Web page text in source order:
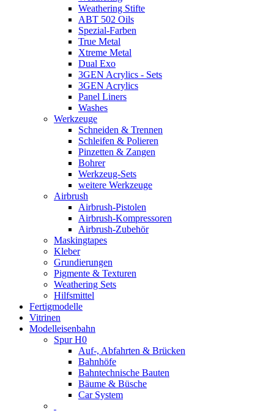
Weathering Stifte
ABT 502 Oils
Spezial-Farben
True Metal
Xtreme Metal
Dual Exo
3GEN Acrylics - Sets
3GEN Acrylics
Panel Liners
Washes
Werkzeuge
Schneiden & Trennen
Schleifen & Polieren
Pinzetten & Zangen
Bohrer
Werkzeug-Sets
weitere Werkzeuge
Airbrush
Airbrush-Pistolen
Airbrush-Kompressoren
Airbrush-Zubehör
Maskingtapes
Kleber
Grundierungen
Pigmente & Texturen
Weathering Sets
Hilfsmittel
Fertigmodelle
Vitrinen
Modelleisenbahn
Spur H0
Auf-, Abfahrten & Brücken
Bahnhöfe
Bahntechnische Bauten
Bäume & Büsche
Car System